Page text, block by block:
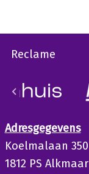
Reclame
Adresgegevens
Koelmalaan 350
1812 PS Alkmaar